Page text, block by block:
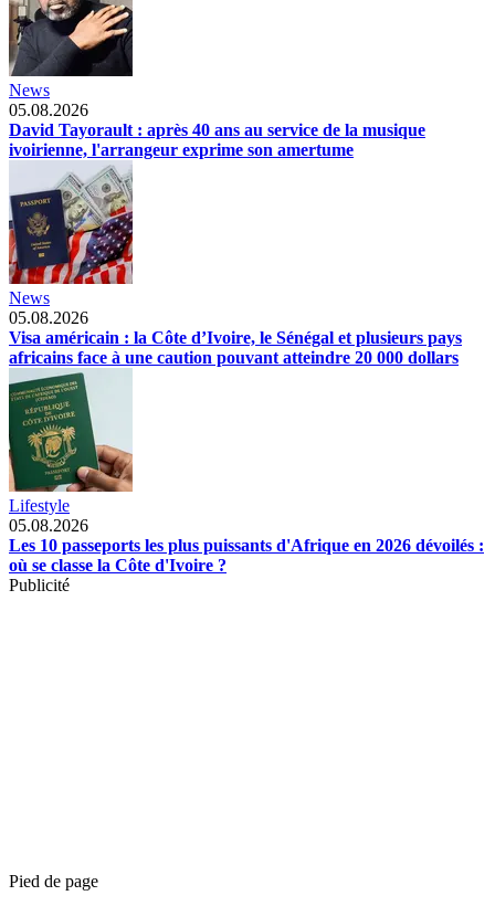
News
05.08.2026
David Tayorault : après 40 ans au service de la musique
ivoirienne, l'arrangeur exprime son amertume
News
05.08.2026
Visa américain : la Côte d’Ivoire, le Sénégal et plusieurs pays
africains face à une caution pouvant atteindre 20 000 dollars
Lifestyle
05.08.2026
Les 10 passeports les plus puissants d'Afrique en 2026 dévoilés :
où se classe la Côte d'Ivoire ?
Publicité
Pied de page